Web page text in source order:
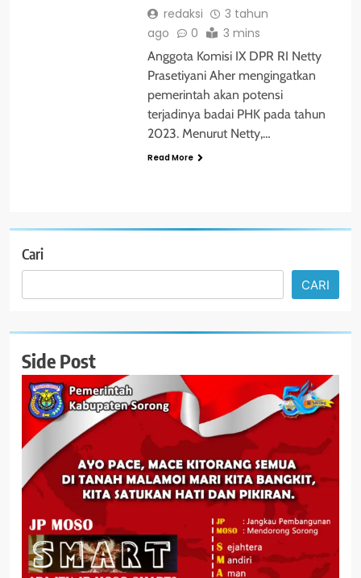
redaksi
3 tahun
ago
0 3 mins
Anggota Komisi IX DPR RI Netty
Prasetiyani Aher mengingatkan
pemerintah akan potensi
terjadinya badai PHK pada tahun
2023. Menurut Netty,…
Read More
Cari
CARI
Side Post